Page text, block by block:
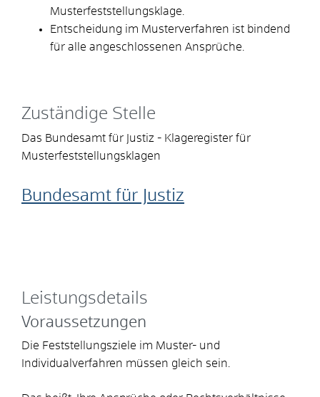
Musterfeststellungsklage.
Entscheidung im Musterverfahren ist bindend
für alle angeschlossenen Ansprüche.
Zuständige Stelle
Das Bundesamt für Justiz - Klageregister für
Musterfeststellungsklagen
Bundesamt für Justiz
Leistungsdetails
Voraussetzungen
Die Feststellungsziele im Muster- und
Individualverfahren müssen gleich sein.